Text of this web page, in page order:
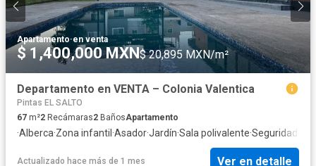
Apartamento·en venta
$ 1,400,000 MXN$ 20,895 MXN/m²
Departamento en VENTA – Colonia Valentica
Pintas EL SALTO
67 m²2 Recámaras2 BañosApartamento
·Alberca·Zona infantil·Asador·Jardín·Sala polivalente·Seguridad
Actualizado hace más de 1 mes Ver en detalle